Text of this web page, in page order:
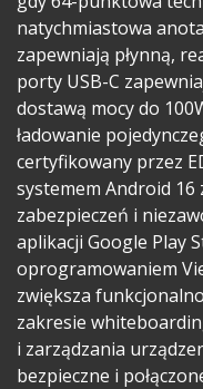
natychmiastowa
zapewniają płynną,
porty USB-C
dostawą mocy do
ładowanie
certyfikowany przez
systemem Android
zabezpieczeń i
aplikacji Google Play
oprogramowaniem
zwiększa
zakresie
i zarządzania
bezpieczne i